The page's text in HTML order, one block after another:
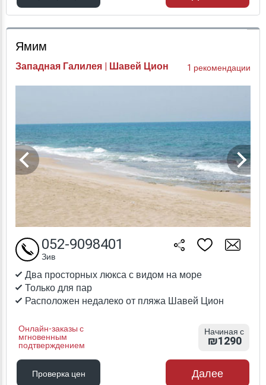
Проверка цен
Ямим
Западная Галилея | Шавей Цион 1 рекомендации
Два просторных люкса с видом на море
Только для пар
Расположен недалеко от пляжа Шавей Цион
Онлайн-заказы с
мгновенным
подтверждением
052-9098401
Зив
Начиная с
₪1290
Проверка цен Далее